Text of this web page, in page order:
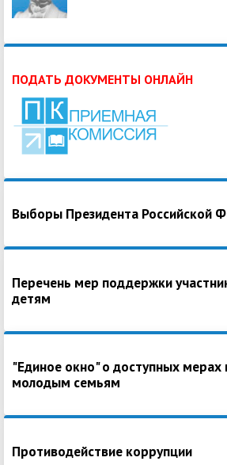
ПОДАТЬ ДОКУМЕНТЫ ОНЛАЙН
Выборы Президента Российской
Перечень мер поддержки
детям
"Единое окно" о доступных
молодым семьям
Противодействие коррупции